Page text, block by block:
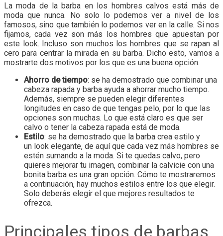
La moda de la barba en los hombres calvos está más de
moda que nunca. No solo lo podemos ver a nivel de los
famosos, sino que también lo podemos ver en la calle. Si nos
fijamos, cada vez son más los hombres que apuestan por
este look. Incluso son muchos los hombres que se rapan al
cero para centrar la mirada en su barba. Dicho esto, vamos a
mostrarte dos motivos por los que es una buena opción.
Ahorro de tiempo: se ha demostrado que combinar una
cabeza rapada y barba ayuda a ahorrar mucho tiempo.
Además, siempre se pueden elegir diferentes
longitudes en caso de que tengas pelo, por lo que las
opciones son muchas. Lo que está claro es que ser
calvo o tener la cabeza rapada está de moda.
Estilo: se ha demostrado que la barba crea estilo y
un look elegante, de aquí que cada vez más hombres se
estén sumando a la moda. Si te quedas calvo, pero
quieres mejorar tu imagen, combinar la calvicie con una
bonita barba es una gran opción. Cómo te mostraremos
a continuación, hay muchos estilos entre los que elegir.
Solo deberás elegir el que mejores resultados te
ofrezca.
Principales tipos de barbas